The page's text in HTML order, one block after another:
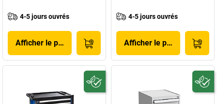
4-5 jours ouvrés
Afficher le produit
4-5 jours ouvrés
Afficher le produit